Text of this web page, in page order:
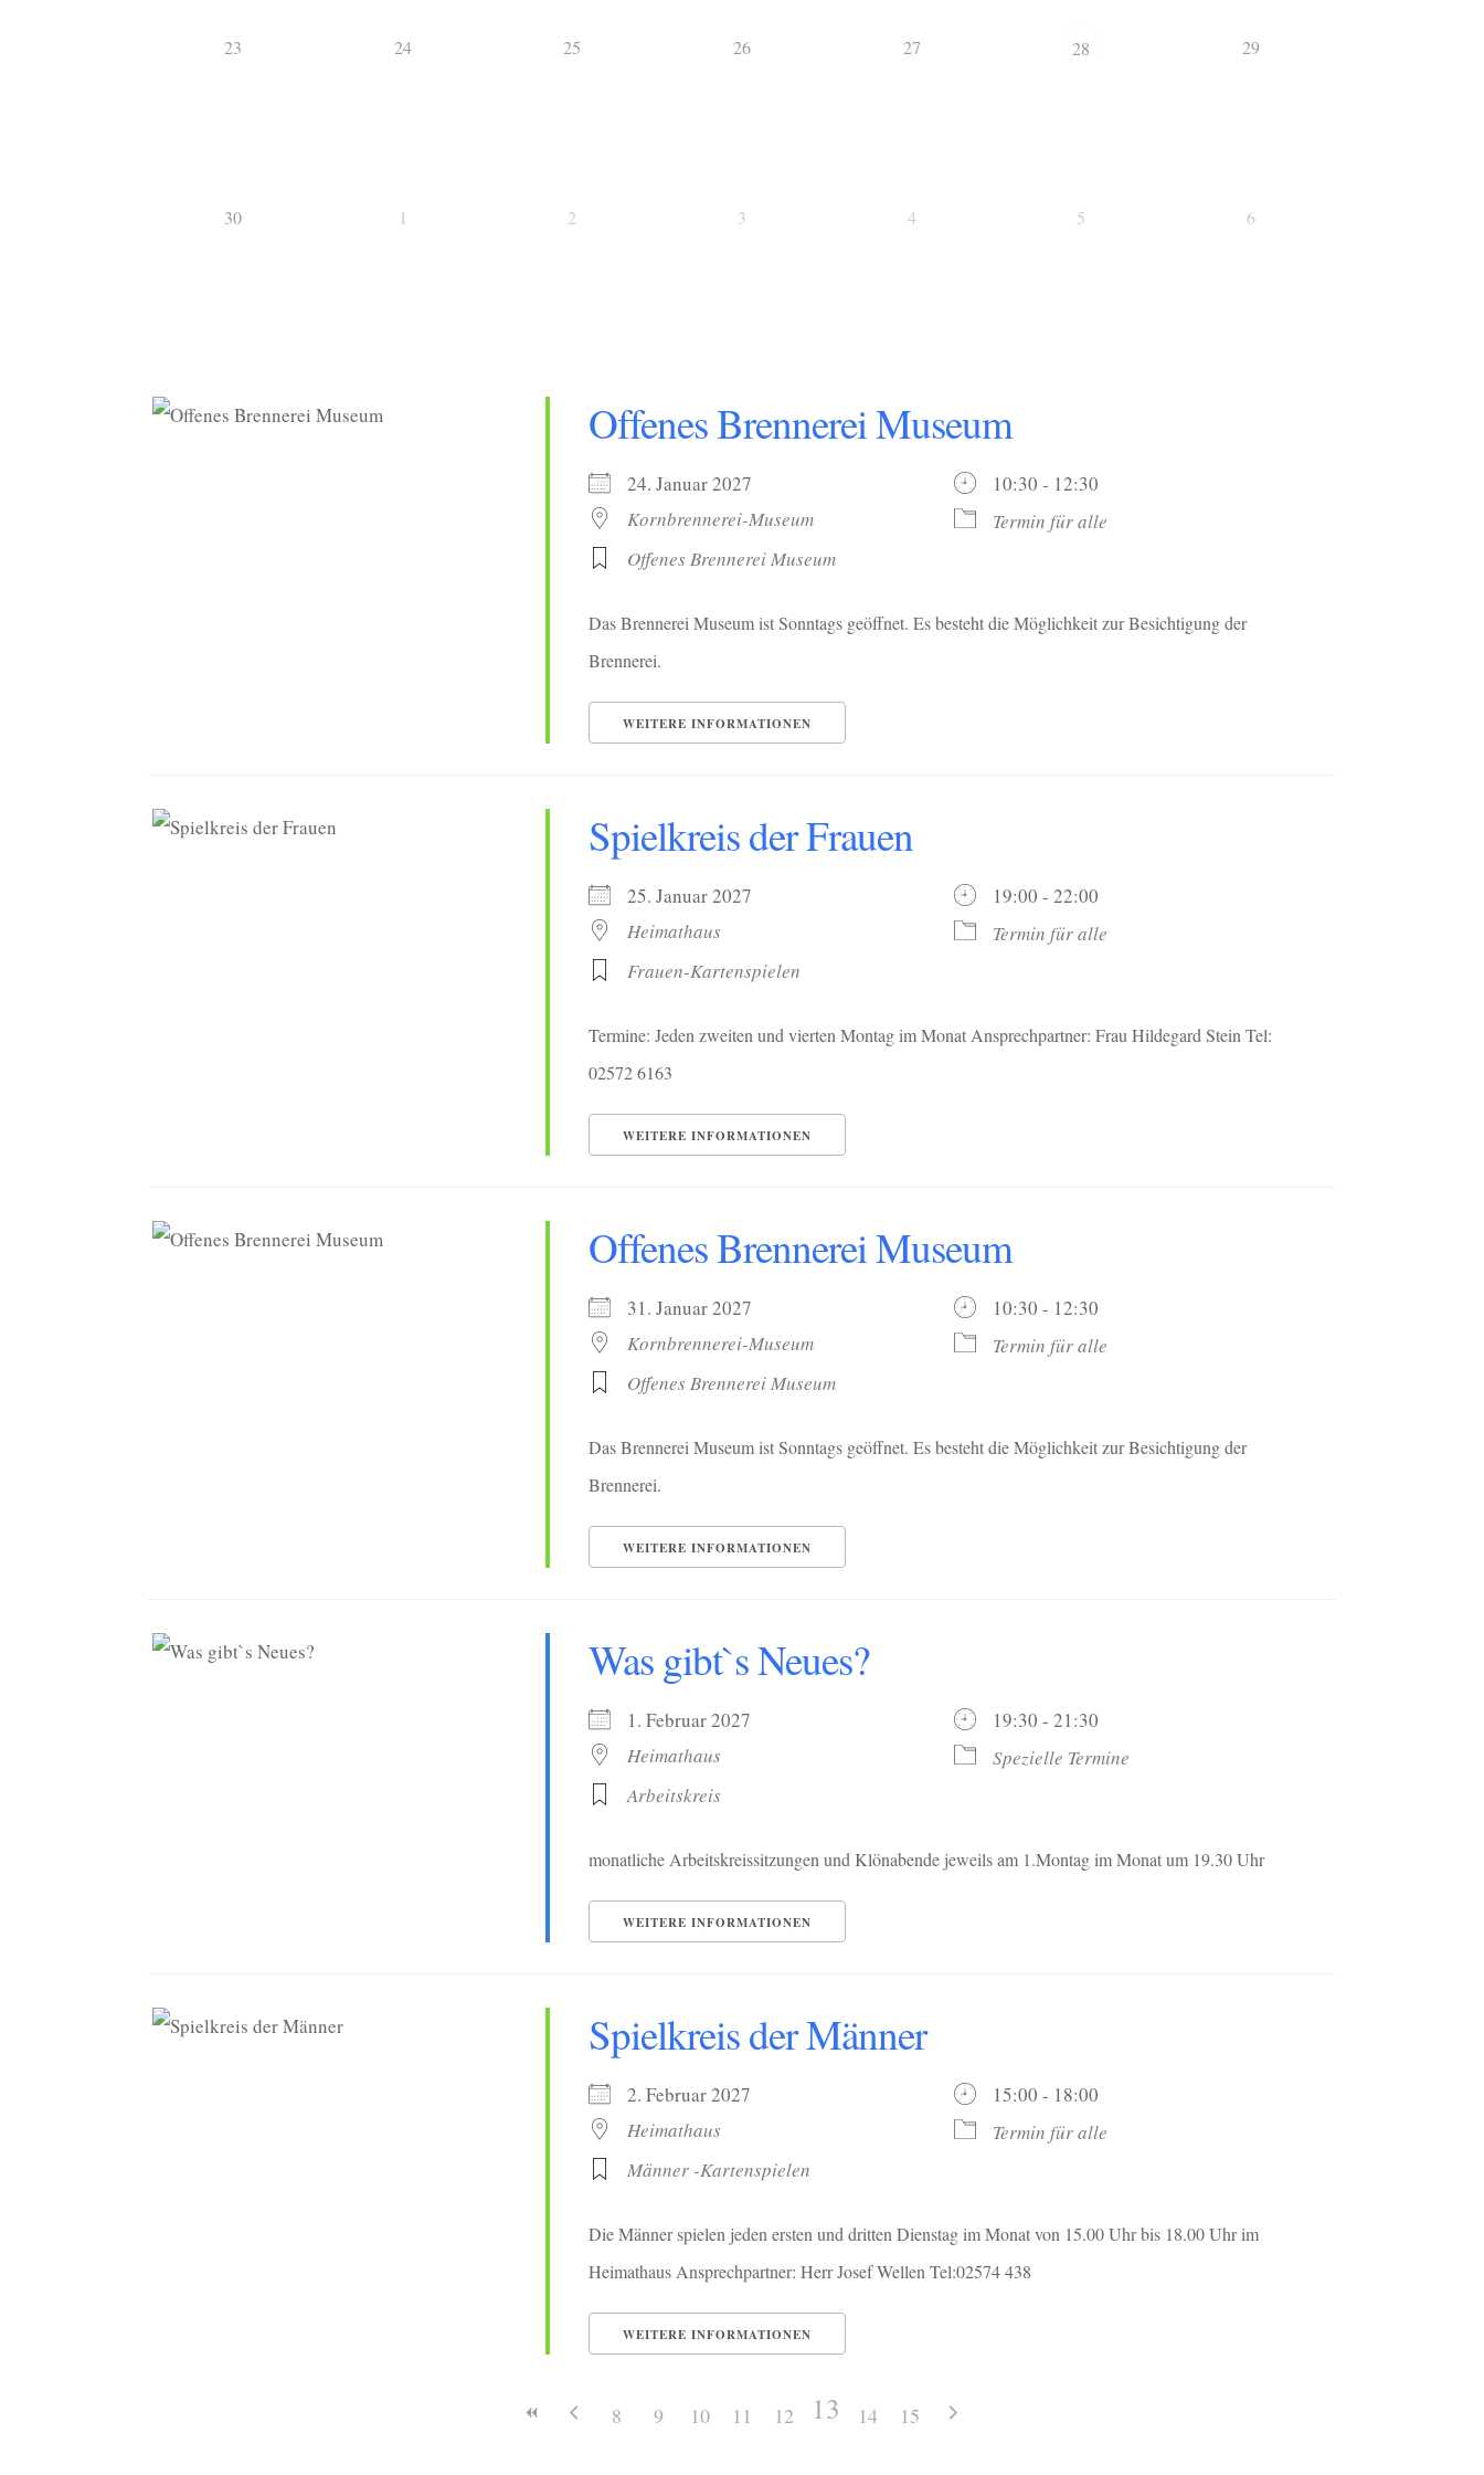
23 24 25 26 27 28 29
30 1 2 3 4 5 6
Offenes Brennerei Museum
24. Januar 2027
10:30 - 12:30
Kornbrennerei-Museum
Termin für alle
Offenes Brennerei Museum
Das Brennerei Museum ist Sonntags geöffnet. Es besteht die Möglichkeit zur Besichtigung der
Brennerei.
WEITERE INFORMATIONEN
Spielkreis der Frauen
25. Januar 2027
19:00 - 22:00
Heimathaus
Termin für alle
Frauen-Kartenspielen
Termine: Jeden zweiten und vierten Montag im Monat Ansprechpartner: Frau Hildegard Stein Tel:
02572 6163
WEITERE INFORMATIONEN
Offenes Brennerei Museum
31. Januar 2027
10:30 - 12:30
Kornbrennerei-Museum
Termin für alle
Offenes Brennerei Museum
Das Brennerei Museum ist Sonntags geöffnet. Es besteht die Möglichkeit zur Besichtigung der
Brennerei.
WEITERE INFORMATIONEN
Was gibt`s Neues?
1. Februar 2027
19:30 - 21:30
Heimathaus
Spezielle Termine
Arbeitskreis
monatliche Arbeitskreissitzungen und Klönabende jeweils am 1.Montag im Monat um 19.30 Uhr
WEITERE INFORMATIONEN
Spielkreis der Männer
2. Februar 2027
15:00 - 18:00
Heimathaus
Termin für alle
Männer -Kartenspielen
Die Männer spielen jeden ersten und dritten Dienstag im Monat von 15.00 Uhr bis 18.00 Uhr im
Heimathaus Ansprechpartner: Herr Josef Wellen Tel:02574 438
WEITERE INFORMATIONEN
8 9 10 11 12 13 14 15